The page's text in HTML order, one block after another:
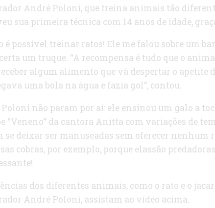
André Poloni, que treina animais tão
sua primeira técnica com 14 anos de idade,
é possível treinar ratos! Ele me falou sobre um
um truque. “A recompensa é tudo que o
algum alimento que vá despertar o apetite
uma bola na água e fazia gol”, contou.
não param por aí: ele ensinou um galo a
da cantora Anitta com variações de
deixar ser manuseadas sem oferecer
cobras, por exemplo, porque elassão
dos diferentes animais, como o rato e o
André Poloni, assistam ao vídeo acima.